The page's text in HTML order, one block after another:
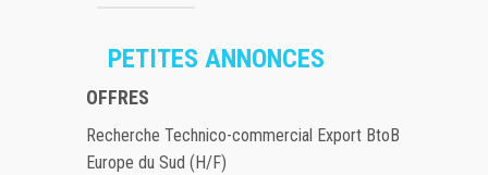
PETITES ANNONCES
OFFRES
Recherche Technico-commercial Export BtoB
Europe du Sud (H/F)